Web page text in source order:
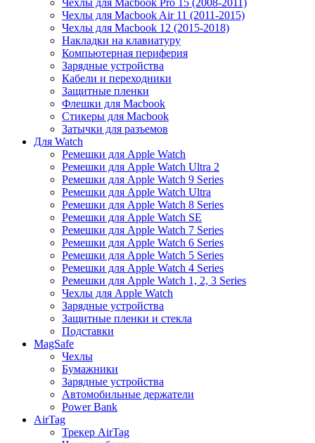
Чехлы для Macbook Pro 15 (2008-2011)
Чехлы для Macbook Air 11 (2011-2015)
Чехлы для Macbook 12 (2015-2018)
Накладки на клавиатуру
Компьютерная периферия
Зарядные устройства
Кабели и переходники
Защитные пленки
Флешки для Macbook
Стикеры для Macbook
Затычки для разъемов
Для Watch
Ремешки для Apple Watch
Ремешки для Apple Watch Ultra 2
Ремешки для Apple Watch 9 Series
Ремешки для Apple Watch Ultra
Ремешки для Apple Watch 8 Series
Ремешки для Apple Watch SE
Ремешки для Apple Watch 7 Series
Ремешки для Apple Watch 6 Series
Ремешки для Apple Watch 5 Series
Ремешки для Apple Watch 4 Series
Ремешки для Apple Watch 1, 2, 3 Series
Чехлы для Apple Watch
Зарядные устройства
Защитные пленки и стекла
Подставки
MagSafe
Чехлы
Бумажники
Зарядные устройства
Автомобильные держатели
Power Bank
AirTag
Трекер AirTag